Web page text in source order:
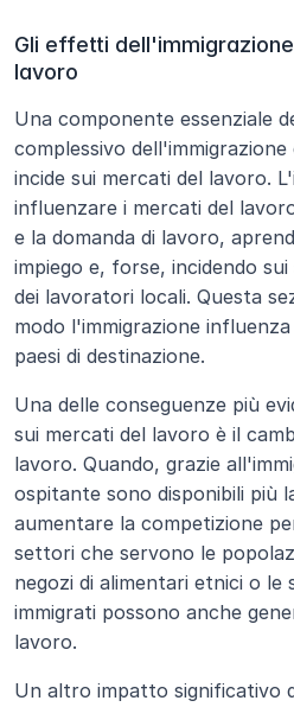
Gli effetti
lavoro
Una componente essenziale
complessivo dell'immigrazione
incide sui mercati del lavoro.
influenzare i mercati del
e la domanda di lavoro,
impiego e, forse, incidendo
dei lavoratori locali. Questa
modo l'immigrazione
paesi di destinazione.
Una delle conseguenze più
sui mercati del lavoro è il
lavoro. Quando, grazie
ospitante sono disponibili più
aumentare la competizione
settori che servono le
negozi di alimentari etnici o le
immigrati possono anche
lavoro.
Un altro impatto significativo